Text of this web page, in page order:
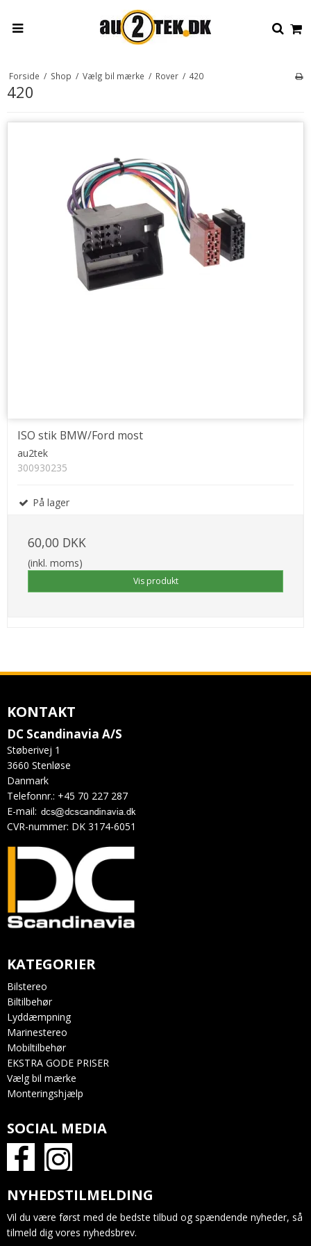
Forside / Shop / Vælg bil mærke / Rover / 420
420
ISO stik BMW/Ford most
au2tek
300930235
På lager
60,00 DKK
(inkl. moms)
Vis produkt
KONTAKT
DC Scandinavia A/S
Støberivej 1
3660 Stenløse
Danmark
Telefonnr.: +45 70 227 287
E-mail:
CVR-nummer: DK 3174-6051
KATEGORIER
Bilstereo
Biltilbehør
Lyddæmpning
Marinestereo
Mobiltilbehør
EKSTRA GODE PRISER
Vælg bil mærke
Monteringshjælp
SOCIAL MEDIA
NYHEDSTILMELDING
Vil du være først med de bedste tilbud og spændende nyheder, så
tilmeld dig vores nyhedsbrev.